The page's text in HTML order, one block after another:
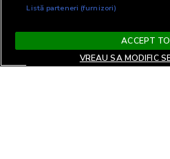
Listă parteneri (furnizori)
ACCEPT
VREAU SA MODIFIC